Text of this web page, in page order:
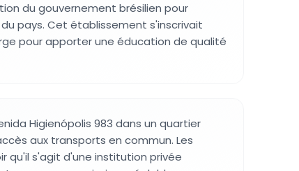
du gouvernement brésilien pour
pays. Cet établissement s'inscrivait
pour apporter une éducation de qualité
Higienópolis 983 dans un quartier
aux transports en commun. Les
qu'il s'agit d'une institution privée